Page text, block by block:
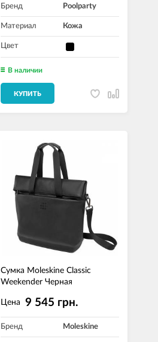
Бренд Poolparty
Материал Кожа
Цвет
В наличии
КУПИТЬ
Сумка Moleskine Classic
Weekender Черная
Цена 9 545 грн.
Бренд Moleskine